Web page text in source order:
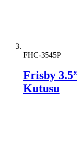
FHC-3545P
Frisby
Kutusu